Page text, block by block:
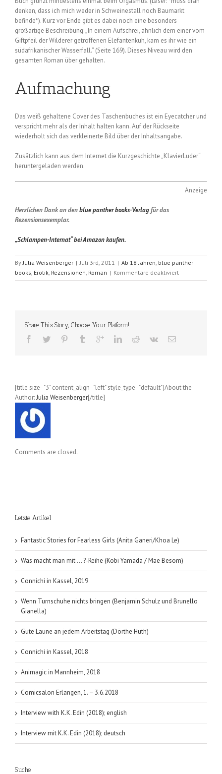
denken, dass ich mich weder in Schweinestall noch Baumarkt
befinde*). Kurz vor Ende gibt es dabei noch eine besonders
großartige Beschreibung: „In einem Aufschrei, ähnlich dem einer vom
Giftpfeil der Wilderer getroffenen Elefantenkuh, kam es ihr wie ein
südafrikanischer Wasserfall.“ (Seite 169). Dieses Niveau wird den
gesamten Roman über gehalten.
Aufmachung
Das weiß gehaltene Cover des Taschenbuches ist ein Eyecatcher und
verspricht mehr als der Inhalt halten kann. Auf der Rückseite
wiederholt sich das verkleinerte Bild über der Inhaltsangabe.
Zusätzlich kann aus dem Internet die Kurzgeschichte „KlavierLuder“
heruntergeladen werden.
Anzeige
Herzlichen Dank an denblue panther books-Verlagfür das
Rezensionsexemplar.
„Schlampen-Internat“ bei Amazon kaufen.
By Julia Weisenberger | Juli 3rd, 2011 | Ab 18 Jahren blue panther
books Erotik Rezensionen Roman | Kommentare deaktiviertfür
Schlampen-
Share This Story, Choose Your Platform!
[title size="3" content_align="left" style_type="default"]About the
Author:Julia Weisenberger[/title]
Comments are closed.
Letzte Artikel
Fantastic Stories for Fearless Girls (Anita Ganeri/Khoa Le)
Was macht man mit … ?-Reihe (Kobi Yamada / Mae Besom)
Connichi in Kassel, 2019
Wenn Turnschuhe nichts bringen (Benjamin Schulz und Brunello
Gianella)
Gute Laune an jedem Arbeitstag (Dörthe Huth)
Connichi in Kassel, 2018
Animagic in Mannheim, 2018
Comicsalon Erlangen, 1. – 3.6.2018
Interview with K.K. Edin (2018); english
Interview mit K.K. Edin (2018); deutsch
Suche